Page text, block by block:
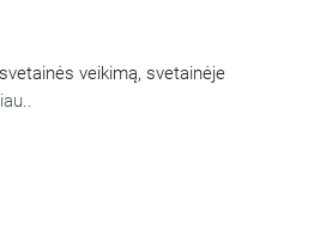
veikimą, svetainėje